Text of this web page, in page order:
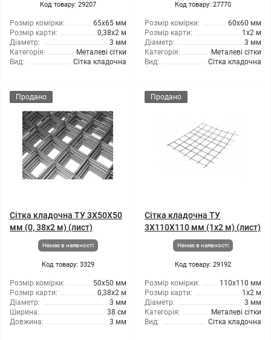
Код товару: 29207
Розмір комірки:
65x65 мм
Розмір карти:
0,38x2 м
Діаметр:
3 мм
Категорія:
Металеві сітки
Вид:
Сітка кладочна
Код товару: 27770
Розмір комірки:
60x60 мм
Розмір карти:
1x2 м
Діаметр:
3 мм
Категорія:
Металеві сітки
Вид:
Сітка кладочна
Продано
Сітка кладочна ТУ 3X50X50
мм (0, 38x2 м) (лист)
Немає в наявності
Код товару: 3329
Розмір комірки:
50x50 мм
Розмір карти:
0,38x2 м
Діаметр:
3 мм
Ширина:
38 см
Довжина:
3 мм
Продано
Сітка кладочна ТУ
3X110X110 мм (1x2 м) (лист)
Немає в наявності
Код товару: 29192
Розмір комірки:
110x110 мм
Розмір карти:
1x2 м
Діаметр:
3 мм
Категорія:
Металеві сітки
Вид:
Сітка кладочна